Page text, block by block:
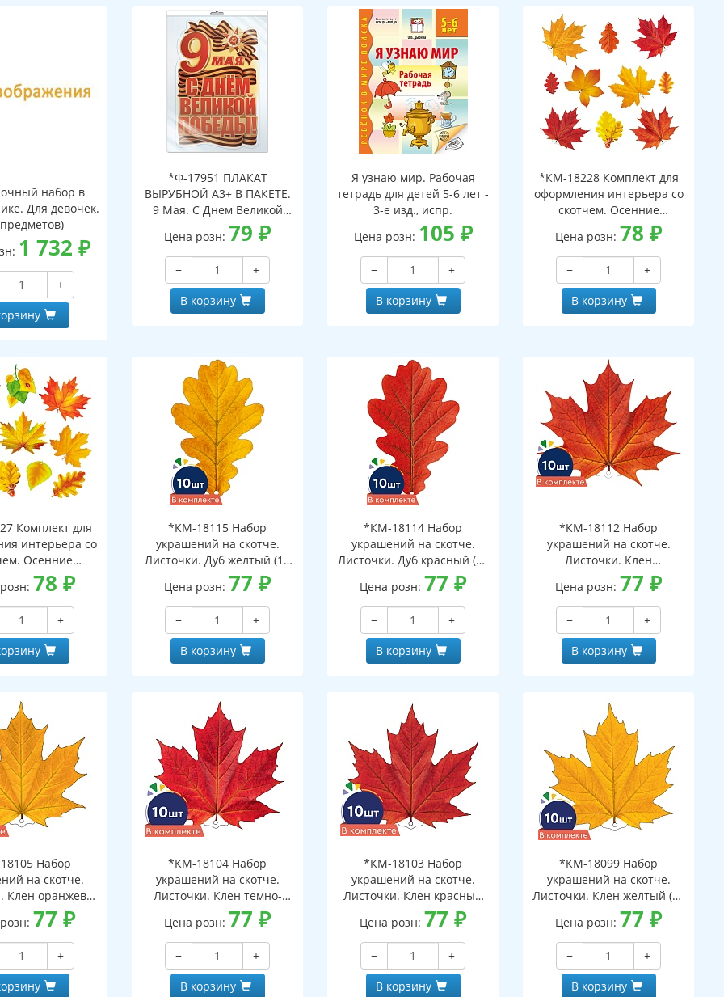
набор в
Для девочек.
1 732 ₽
+
*Ф-17951 ПЛАКАТ
ВЫРУБНОЙ А3+ В ПАКЕТЕ.
9 Мая. С Днем Великой
Победы! (двухсторонний,
ВД-лак, в индивидуальной
упаковке, с европодвесом
и клеевым клапаном)
Цена розн: 79₽
−
+
В корзину
Я узнаю мир. Рабочая
тетрадь для детей 5-6 лет -
3-е изд., испр.
Цена розн: 105 ₽
−
+
В корзину
*КМ-18228 Комплект для
оформления интерьера со
скотчем. Осенние
листочки-2 (10 видов)
Цена розн: 78₽
−
+
В корзину
Комплект для
интерьера со
Осенние
1 (10 видов)
78₽
+
*КМ-18115 Набор
украшений на скотче.
Листочки. Дуб желтый (10
шт. в наборе,
двухсторонняя, ВД-лак)
Цена розн: 77₽
−
+
В корзину
*КМ-18114 Набор
украшений на скотче.
Листочки. Дуб красный (10
шт. в наборе,
двухсторонняя, ВД-лак)
Цена розн: 77₽
−
+
В корзину
*КМ-18112 Набор
украшений на скотче.
Листочки. Клен
оранжевый (10 шт. в
наборе, двухсторонняя, ВД-
лак)
Цена розн: 77₽
−
+
В корзину
Набор
на скотче.
Клен оранжево-
шт. в наборе,
ВД-лак)
77₽
+
*КМ-18104 Набор
украшений на скотче.
Листочки. Клен темно-
красный (10 шт. в наборе,
двухсторонняя, ВД-лак)
Цена розн: 77₽
−
+
В корзину
*КМ-18103 Набор
украшений на скотче.
Листочки. Клен красный
(10 шт. в наборе,
двухсторонняя, ВД-лак)
Цена розн: 77₽
−
+
В корзину
*КМ-18099 Набор
украшений на скотче.
Листочки. Клен желтый (10
шт. в наборе,
двухсторонняя, ВД-лак)
Цена розн: 77₽
−
+
В корзину